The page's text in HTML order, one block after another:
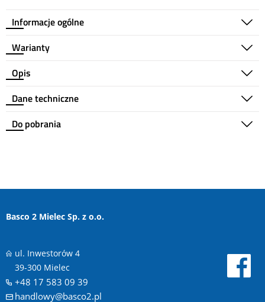
Informacje ogólne
Warianty
Opis
Dane techniczne
Do pobrania
Basco 2 Mielec Sp. z o.o.
ul. Inwestorów 4
39-300 Mielec
+48 17 583 09 39
handlowy@basco2.pl